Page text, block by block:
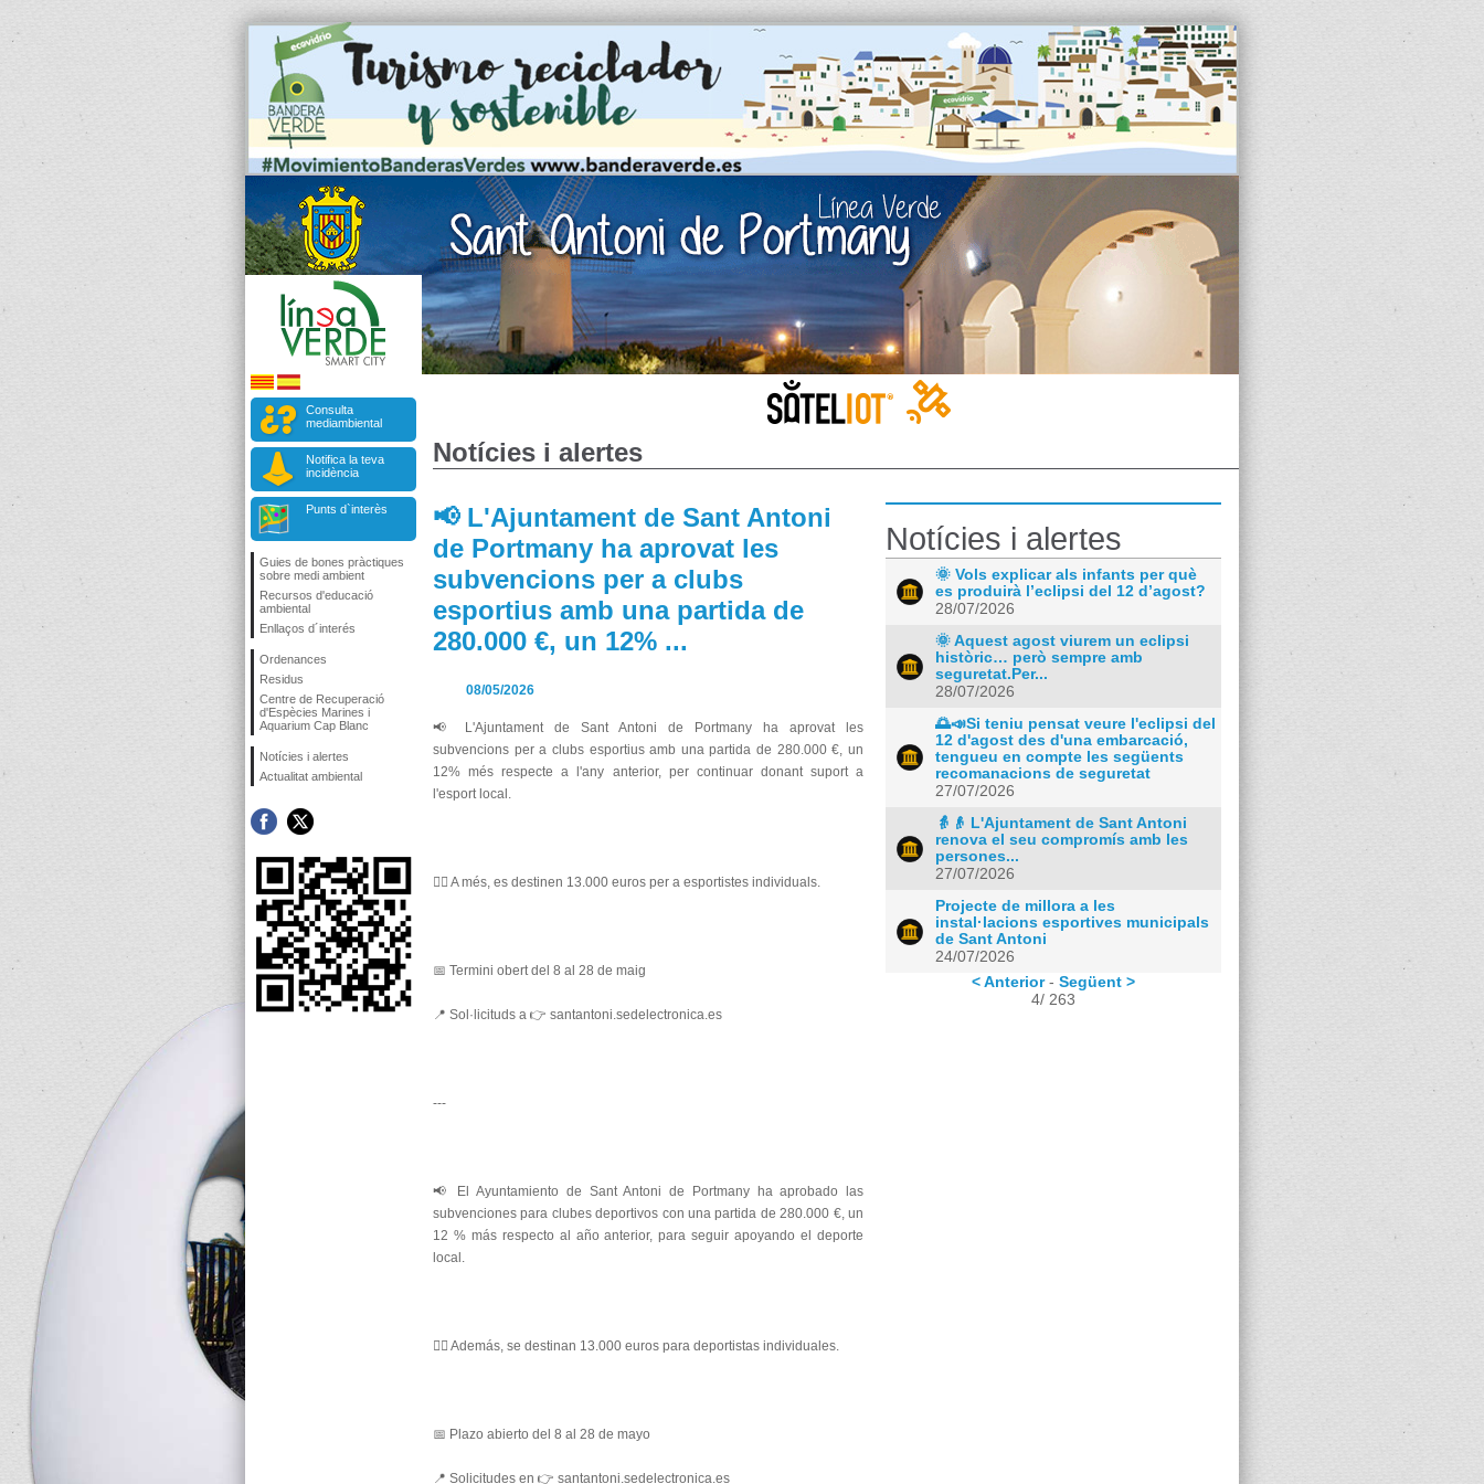
Consulta
mediambiental
Notifica la teva
incidència
Punts d`interès
Guies de bones pràctiques
sobre medi ambient
Recursos d'educació
ambiental
Enllaços d´interés
Ordenances
Residus
Centre de Recuperació
d'Espècies Marines i
Aquarium Cap Blanc
Notícies i alertes
Actualitat ambiental
Notícies i alertes
📢 L'Ajuntament de Sant Antoni
de Portmany ha aprovat les
subvencions per a clubs
esportius amb una partida de
280.000 €, un 12% ...
08/05/2026
📢 L'Ajuntament de Sant Antoni de Portmany ha aprovat les
subvencions per a clubs esportius amb una partida de 280.000 €, un
12% més respecte a l'any anterior, per continuar donant suport a
l'esport local.
🏃‍♂️ A més, es destinen 13.000 euros per a esportistes individuals.
📅 Termini obert del 8 al 28 de maig
📍 Sol·licituds a 👉 santantoni.sedelectronica.es
---
📢 El Ayuntamiento de Sant Antoni de Portmany ha aprobado las
subvenciones para clubes deportivos con una partida de 280.000 €, un
12 % más respecto al año anterior, para seguir apoyando el deporte
local.
🏃‍♂️ Además, se destinan 13.000 euros para deportistas individuales.
📅 Plazo abierto del 8 al 28 de mayo
📍 Solicitudes en 👉 santantoni.sedelectronica.es
Notícies i alertes
🌞 Vols explicar als infants per què
es produirà l’eclipsi del 12 d’agost?
28/07/2026
🌞 Aquest agost viurem un eclipsi
històric… però sempre amb
seguretat.Per...
28/07/2026
🌅📣Si teniu pensat veure l'eclipsi del
12 d'agost des d'una embarcació,
tengueu en compte les següents
recomanacions de seguretat
27/07/2026
👵👴 L'Ajuntament de Sant Antoni
renova el seu compromís amb les
persones...
27/07/2026
Projecte de millora a les
instal·lacions esportives municipals
de Sant Antoni
24/07/2026
< Anterior- Següent >
4/ 263